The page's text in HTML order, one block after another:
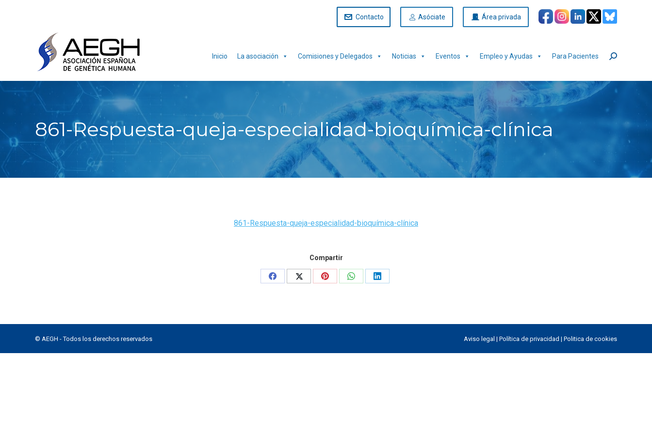
Contacto Asóciate Área privada
Inicio La asociación Comisiones y Delegados Noticias Eventos Empleo y Ayudas Para Pacientes Buscar:
861-Respuesta-queja-especialidad-bioquímica-clínica
861-Respuesta-queja-especialidad-bioquímica-clínica
Compartir
Share
Share
Share
Share
Share
© AEGH - Todos los derechos reservados Aviso legal | Política de privacidad | Politica de cookies